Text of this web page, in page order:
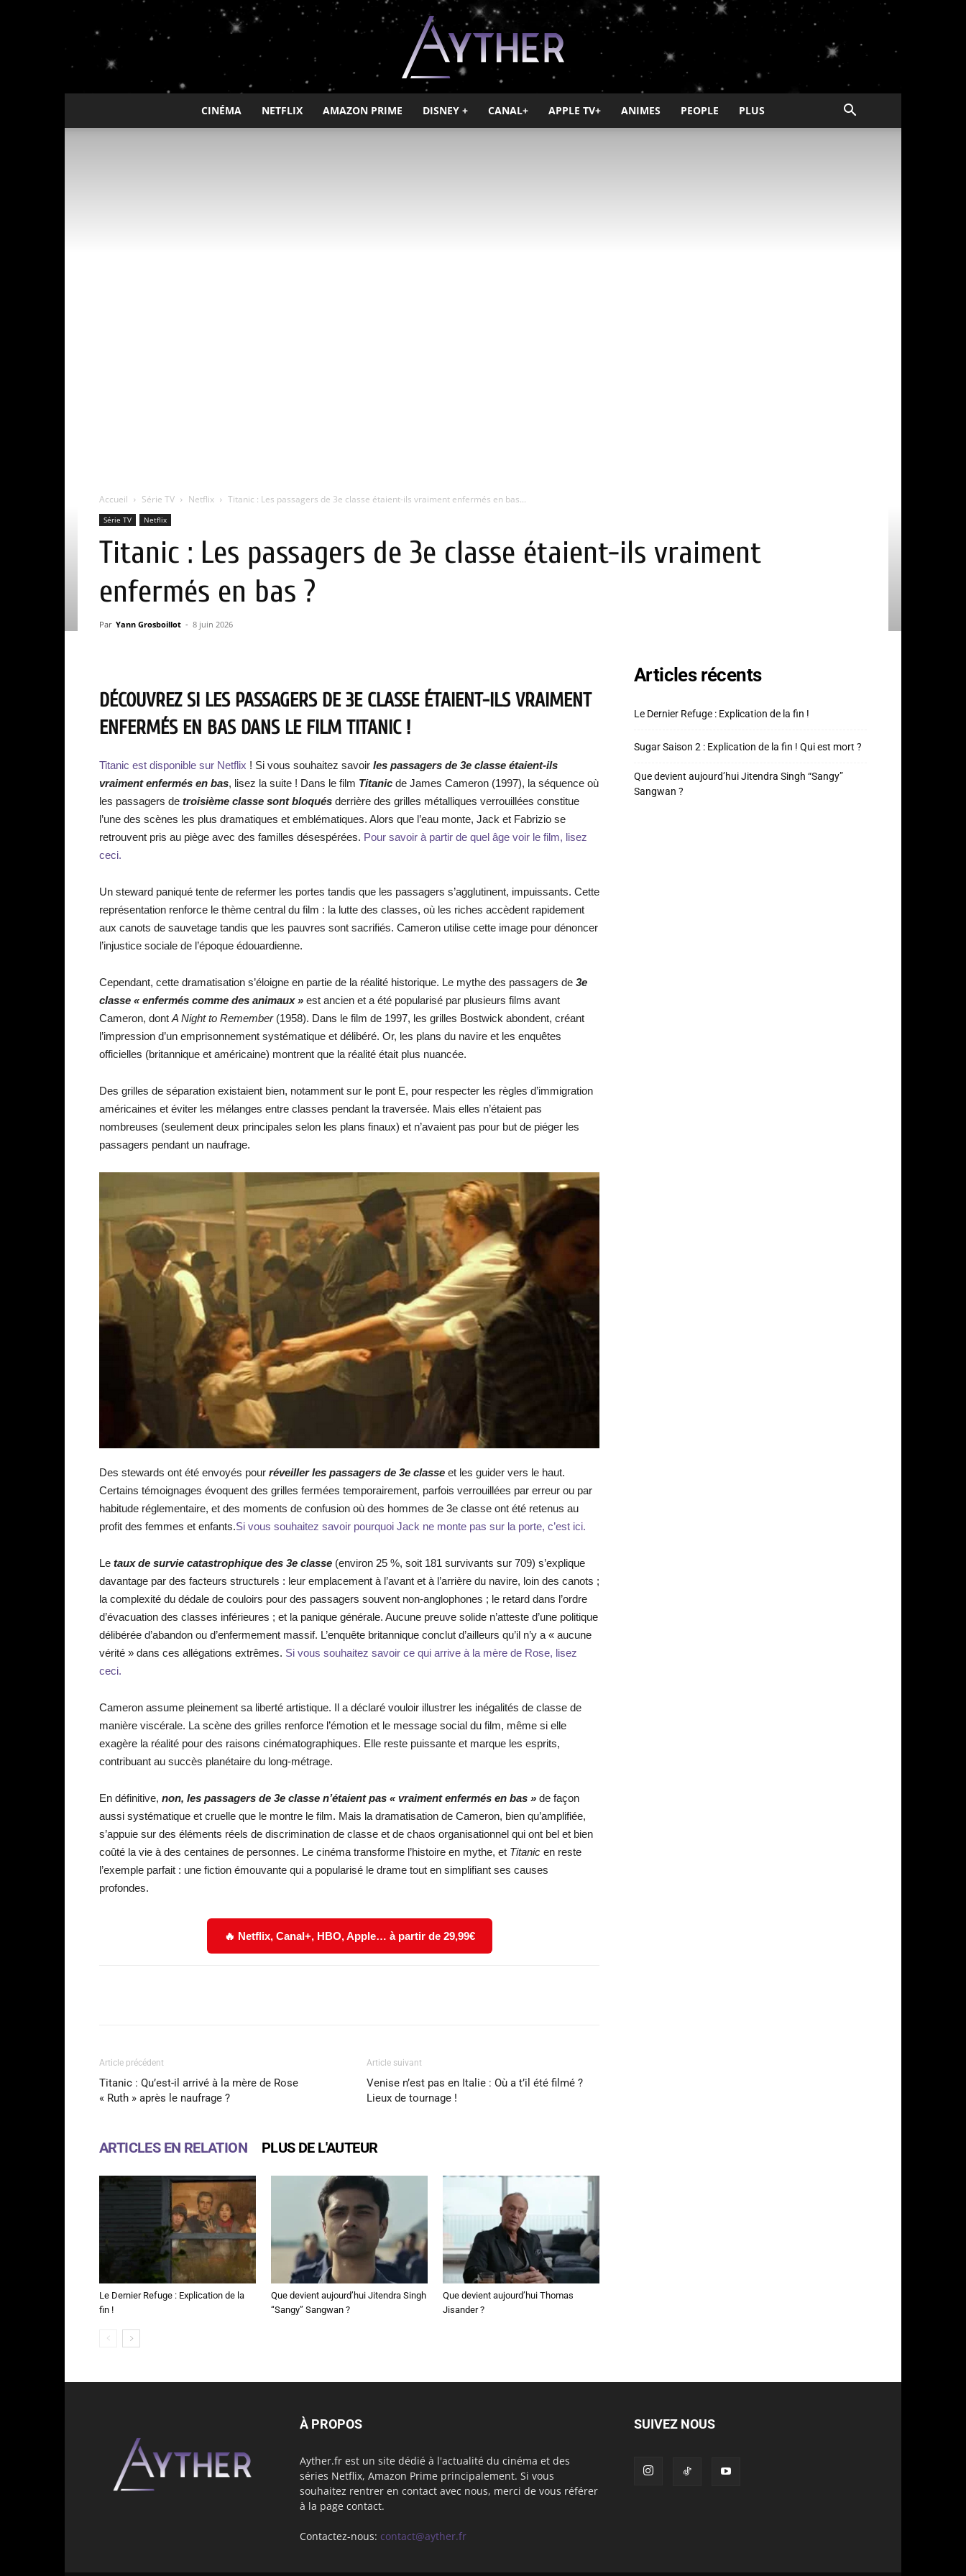
Ayther
CINÉMA NETFLIX AMAZON PRIME DISNEY + CANAL+ APPLE TV+ ANIMES PEOPLE PLUS
Accueil Série TV Netflix Titanic : Les passagers de 3e classe étaient-ils vraiment enfermés en bas...
Série TV Netflix
Titanic : Les passagers de 3e classe étaient-ils vraiment
enfermés en bas ?
Par Yann Grosboillot - 8 juin 2026
DÉCOUVREZ SI LES PASSAGERS DE 3E CLASSE ÉTAIENT-ILS VRAIMENT
ENFERMÉS EN BAS DANS LE FILM TITANIC !
Titanic est disponible sur Netflix ! Si vous souhaitez savoir les passagers de 3e classe étaient-ils
vraiment enfermés en bas, lisez la suite ! Dans le film Titanic de James Cameron (1997), la séquence où
les passagers de troisième classe sont bloqués derrière des grilles métalliques verrouillées constitue
l’une des scènes les plus dramatiques et emblématiques. Alors que l’eau monte, Jack et Fabrizio se
retrouvent pris au piège avec des familles désespérées. Pour savoir à partir de quel âge voir le film, lisez
ceci.
Un steward paniqué tente de refermer les portes tandis que les passagers s’agglutinent, impuissants. Cette
représentation renforce le thème central du film : la lutte des classes, où les riches accèdent rapidement
aux canots de sauvetage tandis que les pauvres sont sacrifiés. Cameron utilise cette image pour dénoncer
l’injustice sociale de l’époque édouardienne.
Cependant, cette dramatisation s’éloigne en partie de la réalité historique. Le mythe des passagers de 3e
classe « enfermés comme des animaux » est ancien et a été popularisé par plusieurs films avant
Cameron, dont A Night to Remember(1958). Dans le film de 1997, les grilles Bostwick abondent, créant
l’impression d’un emprisonnement systématique et délibéré. Or, les plans du navire et les enquêtes
officielles (britannique et américaine) montrent que la réalité était plus nuancée.
Des grilles de séparation existaient bien, notamment sur le pont E, pour respecter les règles d’immigration
américaines et éviter les mélanges entre classes pendant la traversée. Mais elles n’étaient pas
nombreuses (seulement deux principales selon les plans finaux) et n’avaient pas pour but de piéger les
passagers pendant un naufrage.
Des stewards ont été envoyés pour réveiller les passagers de 3e classe et les guider vers le haut.
Certains témoignages évoquent des grilles fermées temporairement, parfois verrouillées par erreur ou par
habitude réglementaire, et des moments de confusion où des hommes de 3e classe ont été retenus au
profit des femmes et enfants.Si vous souhaitez savoir pourquoi Jack ne monte pas sur la porte, c’est ici.
Le taux de survie catastrophique des 3e classe (environ 25 %, soit 181 survivants sur 709) s’explique
davantage par des facteurs structurels : leur emplacement à l’avant et à l’arrière du navire, loin des canots ;
la complexité du dédale de couloirs pour des passagers souvent non-anglophones ; le retard dans l’ordre
d’évacuation des classes inférieures ; et la panique générale. Aucune preuve solide n’atteste d’une politique
délibérée d’abandon ou d’enfermement massif. L’enquête britannique conclut d’ailleurs qu’il n’y a « aucune
vérité » dans ces allégations extrêmes. Si vous souhaitez savoir ce qui arrive à la mère de Rose, lisez
ceci.
Cameron assume pleinement sa liberté artistique. Il a déclaré vouloir illustrer les inégalités de classe de
manière viscérale. La scène des grilles renforce l’émotion et le message social du film, même si elle
exagère la réalité pour des raisons cinématographiques. Elle reste puissante et marque les esprits,
contribuant au succès planétaire du long-métrage.
En définitive, non, les passagers de 3e classe n’étaient pas « vraiment enfermés en bas » de façon
aussi systématique et cruelle que le montre le film. Mais la dramatisation de Cameron, bien qu’amplifiée,
s’appuie sur des éléments réels de discrimination de classe et de chaos organisationnel qui ont bel et bien
coûté la vie à des centaines de personnes. Le cinéma transforme l’histoire en mythe, et Titanic en reste
l’exemple parfait : une fiction émouvante qui a popularisé le drame tout en simplifiant ses causes
profondes.
🔥 Netflix, Canal+, HBO, Apple… à partir de 29,99€
Article précédent
Titanic : Qu’est-il arrivé à la mère de Rose
« Ruth » après le naufrage ?
Article suivant
Venise n’est pas en Italie : Où a t’il été filmé ?
Lieux de tournage !
ARTICLES EN RELATION PLUS DE L'AUTEUR
Le Dernier Refuge : Explication de la
fin !
Que devient aujourd’hui Jitendra Singh
“Sangy” Sangwan ?
Que devient aujourd’hui Thomas
Jisander ?
Articles récents
Le Dernier Refuge : Explication de la fin !
Sugar Saison 2 : Explication de la fin ! Qui est mort ?
Que devient aujourd’hui Jitendra Singh “Sangy”
Sangwan ?
À PROPOS
Ayther.fr est un site dédié à l'actualité du cinéma et des
séries Netflix, Amazon Prime principalement. Si vous
souhaitez rentrer en contact avec nous, merci de vous référer
à la page contact.
Contactez-nous: contact@ayther.fr
SUIVEZ NOUS